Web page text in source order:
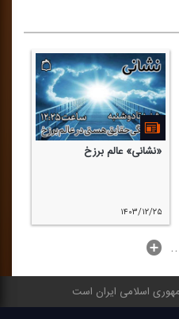
«نشانی» عالم برزخ
۱۴۰۳/۱۲/۲۵
اسلامی ایران است